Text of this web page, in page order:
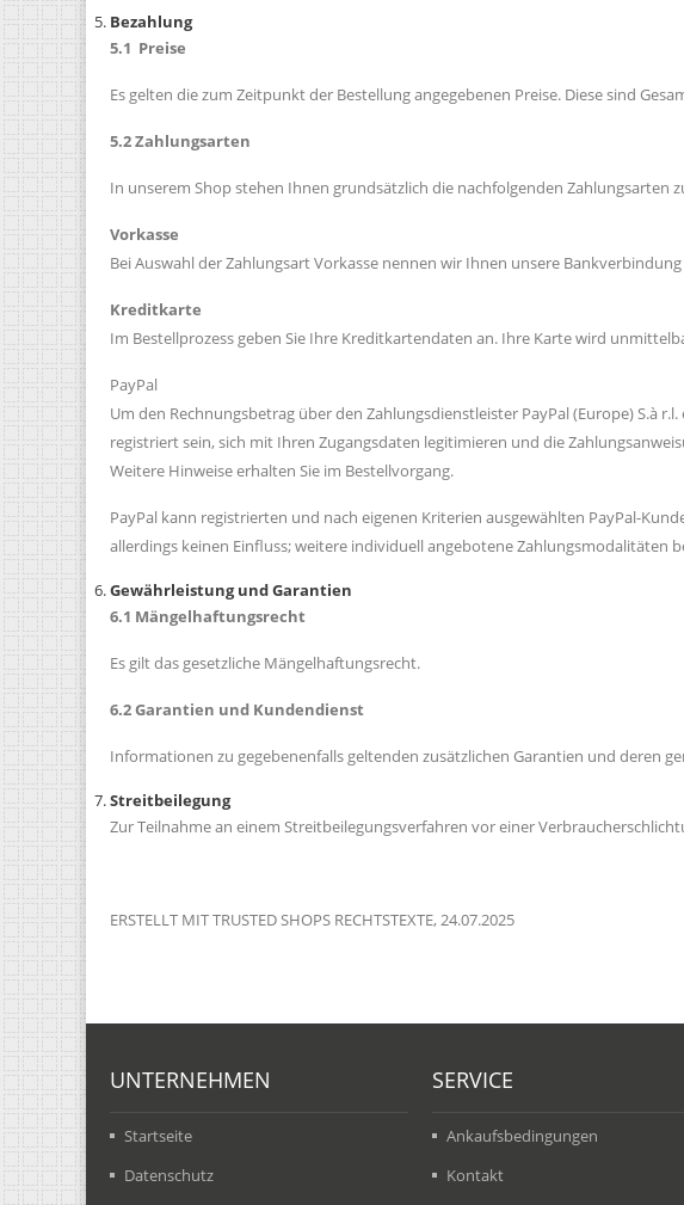
Bezahlung
5.1 Preise
Es gelten die zum Zeitpunkt der Bestellung angegebenen Preise. Diese sind
5.2 Zahlungsarten
In unserem Shop stehen Ihnen grundsätzlich die nachfolgenden Zahlungsarten
Vorkasse
Bei Auswahl der Zahlungsart Vorkasse nennen wir Ihnen unsere
Kreditkarte
Im Bestellprozess geben Sie Ihre Kreditkartendaten an. Ihre Karte wird
PayPal
Um den Rechnungsbetrag über den Zahlungsdienstleister PayPal (Europe) S.à
registriert sein, sich mit Ihren Zugangsdaten legitimieren und die
Weitere Hinweise erhalten Sie im Bestellvorgang.
PayPal kann registrierten und nach eigenen Kriterien ausgewählten PayPal-
allerdings keinen Einfluss; weitere individuell angebotene
Gewährleistung und Garantien
6.1 Mängelhaftungsrecht
Es gilt das gesetzliche Mängelhaftungsrecht.
6.2 Garantien und Kundendienst
Informationen zu gegebenenfalls geltenden zusätzlichen Garantien und deren
Streitbeilegung
Zur Teilnahme an einem Streitbeilegungsverfahren vor einer
ERSTELLT MIT TRUSTED SHOPS RECHTSTEXTE, 24.07.2025
UNTERNEHMEN
Startseite
Datenschutz
SERVICE
Ankaufsbedingungen
Kontakt